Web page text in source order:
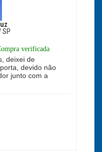
SP
verificada
deixei de
devido não
junto com a